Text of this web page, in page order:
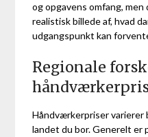
og opgavens omfang,
realistisk billede af, hvad
udgangspunkt kan
Regionale
Håndværkerpriser
landet du bor. Generelt er